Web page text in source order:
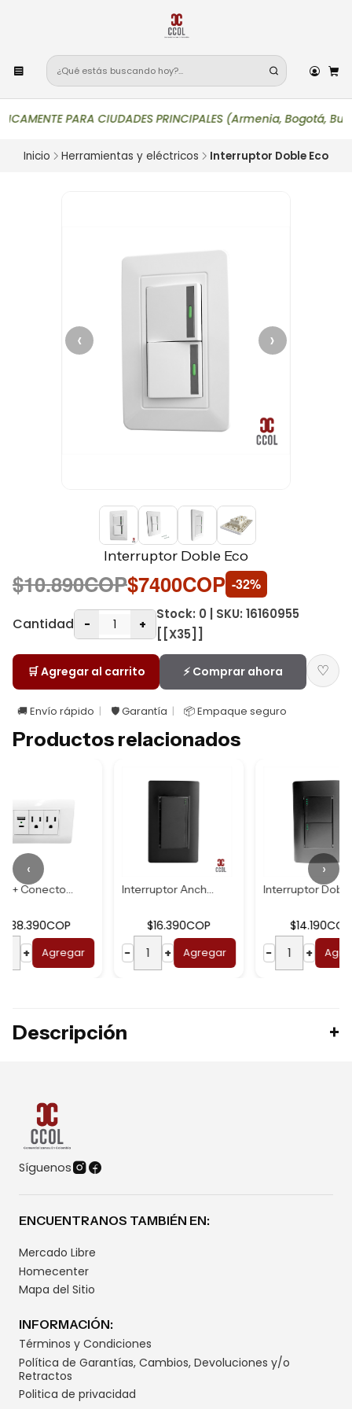
PARA CIUDADES PRINCIPALES (Armenia, Bogotá,
Inicio Herramientas y eléctricos Interruptor Doble Eco
‹ ›
Interruptor Doble Eco
$10.890COP$7400COP -32%
Cantidad - +
Stock: 0 | SKU: 16160955
[[X35]]
🛒 Agregar al carrito ⚡ Comprar ahora ♡
🚚 Envío rápido 🛡️ Garantía 📦 Empaque seguro
Productos relacionados
Interruptor Ancho...
−
Agregar
Interruptor Doble...
−
Agregar
‹ ›
Descripción
Síguenos
ENCUENTRANOS TAMBIÉN EN:
Mercado Libre
Homecenter
Mapa del Sitio
INFORMACIÓN:
Términos y Condiciones
Política de Garantías, Cambios, Devoluciones y/o
Retractos
Politica de privacidad